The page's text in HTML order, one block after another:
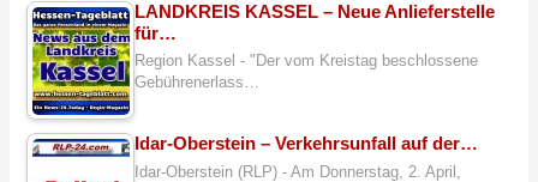
LANDKREIS KASSEL – Neue Anlieferstelle
für…
Region Kassel - "Der vom Kreistag beschlossene
Gebührenerlass…
Idar-Oberstein – Verkehrsunfall auf der…
Idar-Oberstein (RLP) - Am Donnerstag, 2. April,